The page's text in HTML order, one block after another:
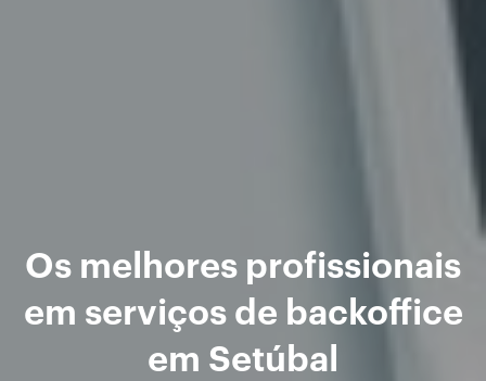
Os melhores profissionais
em serviços de backoffice
em Setúbal